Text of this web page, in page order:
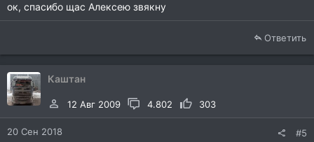
ок, спасибо щас Алексею звякну
Ответить
Каштан
12 Авг 2009 4.802 303
20 Сен 2018 #5